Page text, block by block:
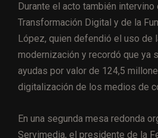
Durante el acto también
Transformación Digital y de la
López, quien defendió el uso de
modernización y recordó que ya
ayudas por valor de 124,5
digitalización de los medios de
En una segunda mesa redonda
Servimedia, el presidente de la